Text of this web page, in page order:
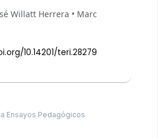
Willatt Herrera • Marc
10.14201/teri.28279
Ensayos Pedagógicos